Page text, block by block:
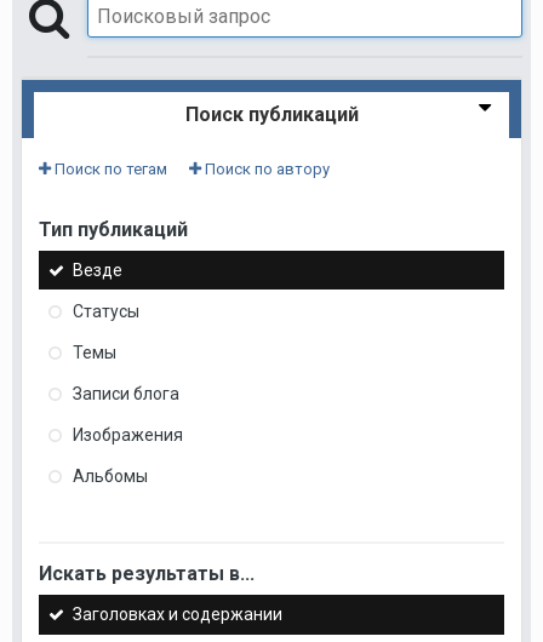
Поиск публикаций
Поиск по тегам Поиск по автору
Тип публикаций
Везде
Статусы
Темы
Записи блога
Изображения
Альбомы
Искать результаты в...
Заголовках и содержании